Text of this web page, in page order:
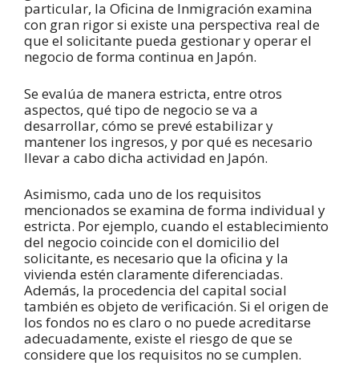
particular, la Oficina de Inmigración examina
con gran rigor si existe una perspectiva real de
que el solicitante pueda gestionar y operar el
negocio de forma continua en Japón.
Se evalúa de manera estricta, entre otros
aspectos, qué tipo de negocio se va a
desarrollar, cómo se prevé estabilizar y
mantener los ingresos, y por qué es necesario
llevar a cabo dicha actividad en Japón.
Asimismo, cada uno de los requisitos
mencionados se examina de forma individual y
estricta. Por ejemplo, cuando el establecimiento
del negocio coincide con el domicilio del
solicitante, es necesario que la oficina y la
vivienda estén claramente diferenciadas.
Además, la procedencia del capital social
también es objeto de verificación. Si el origen de
los fondos no es claro o no puede acreditarse
adecuadamente, existe el riesgo de que se
considere que los requisitos no se cumplen.